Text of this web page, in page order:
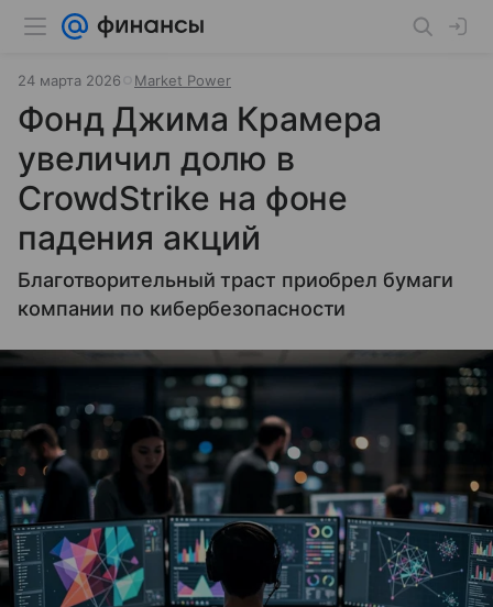
24 марта 2026 Market Power
Фонд Джима Крамера
увеличил долю в
CrowdStrike на фоне
падения акций
Благотворительный траст приобрел бумаги
компании по кибербезопасности